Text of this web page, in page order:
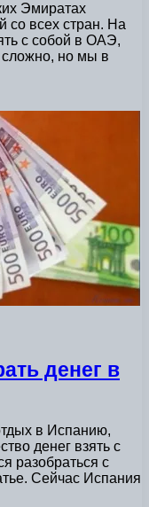
Эмиратах
со всех стран. На
с собой в ОАЭ,
сложно, но мы в
денег в
в Испанию,
денег взять с
разобраться с
Сейчас Испания